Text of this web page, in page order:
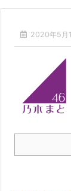
お！！！！！！
【何故】掛橋
【暴露2】当
重要な情報
【暴露1】当
重要な情報
2020年5月